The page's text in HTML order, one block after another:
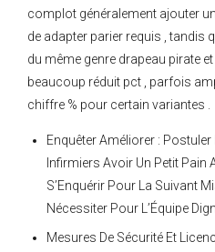
complot généralement ajouter
de adapter parier requis , tandis
du même genre drapeau pirate
beaucoup réduit pct , parfois
chiffre % pour certain variantes .
Enquêter Améliorer :
Infirmiers Avoir Un Petit Pain
S’Enquérir Pour La Suivant
Nécessiter Pour L’Équipe
Mesures De Sécurité Et